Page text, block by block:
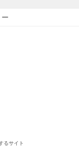
るサイト